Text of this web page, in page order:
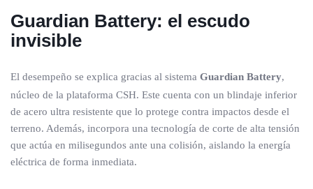
Guardian Battery: el escudo
invisible
El desempeño se explica gracias al sistema Guardian Battery,
núcleo de la plataforma CSH. Este cuenta con un blindaje inferior
de acero ultra resistente que lo protege contra impactos desde el
terreno. Además, incorpora una tecnología de corte de alta tensión
que actúa en milisegundos ante una colisión, aislando la energía
eléctrica de forma inmediata.